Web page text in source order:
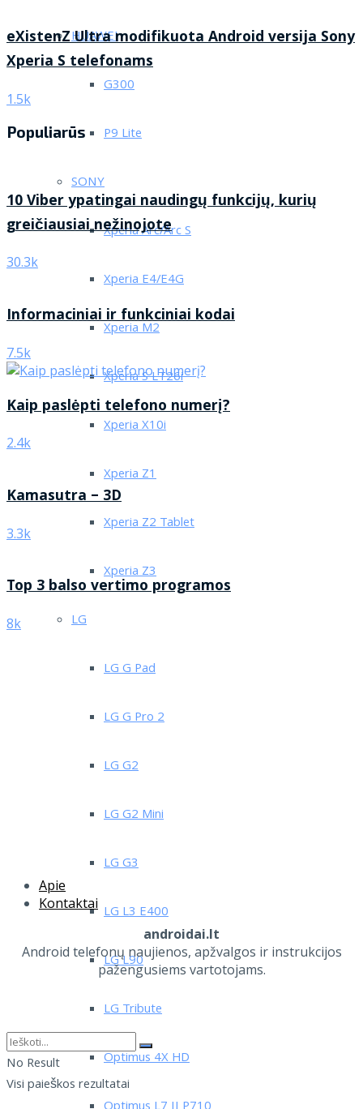
HUAWEI
G300
P9 Lite
SONY
Xperia Arc/Arc S
Xperia E4/E4G
Xperia M2
Xperia S LT26i
Xperia X10i
Xperia Z1
Xperia Z2 Tablet
Xperia Z3
LG
LG G Pad
LG G Pro 2
LG G2
LG G2 Mini
LG G3
LG L3 E400
LG L90
LG Tribute
Optimus 4X HD
eXistenZ Ultra modifikuota Android versija Sony
Xperia S telefonams
1.5k
Populiarūs
10 Viber ypatingai naudingų funkcijų, kurių
greičiausiai nežinojote
30.3k
Informaciniai ir funkciniai kodai
7.5k
Kaip paslėpti telefono numerį?
2.4k
Kamasutra – 3D
3.3k
Top 3 balso vertimo programos
8k
Apie
Kontaktai
androidai.lt
Android telefonų naujienos, apžvalgos ir instrukcijos
pažengusiems vartotojams.
No Result
Visi paieškos rezultatai